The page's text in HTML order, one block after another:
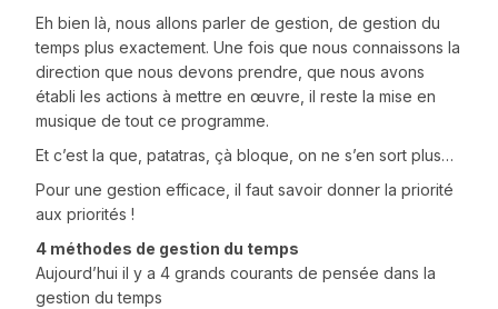
Eh bien là, nous allons parler de gestion, de gestion du
temps plus exactement. Une fois que nous connaissons la
direction que nous devons prendre, que nous avons
établi les actions à mettre en œuvre, il reste la mise en
musique de tout ce programme.
Et c’est la que, patatras, çà bloque, on ne s’en sort plus…
Pour une gestion efficace, il faut savoir donner la priorité
aux priorités !
4 méthodes de gestion du temps
Aujourd’hui il y a 4 grands courants de pensée dans la
gestion du temps